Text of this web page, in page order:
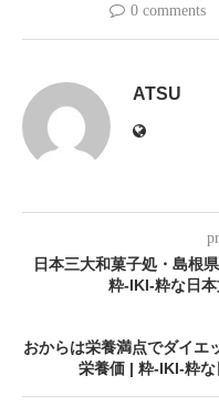
0 comments
ATSU
日本三大和菓子処・島根
粋-IKI-粋な日
おからは栄養満点でダイエ
栄養価 | 粋-IKI-粋